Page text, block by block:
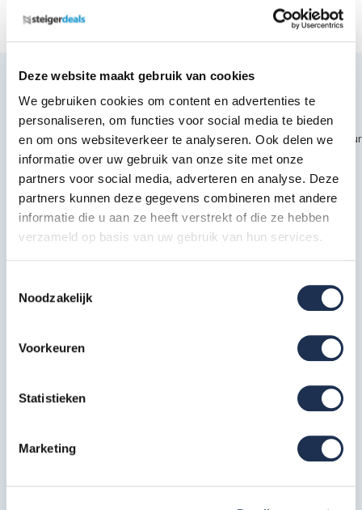
Deze website maakt gebruik van cookies
We gebruiken cookies om content en advertenties te
personaliseren, om functies voor social media te bieden
en om ons websiteverkeer te analyseren. Ook delen we
informatie over uw gebruik van onze site met onze
partners voor social media, adverteren en analyse. Deze
partners kunnen deze gegevens combineren met andere
informatie die u aan ze heeft verstrekt of die ze hebben
verzameld op basis van uw gebruik van hun services.
Noodzakelijk
Voorkeuren
Statistieken
Marketing
Deel via Whatsapp
Productbeschrijving
~~https://cdn.webshopapp.com/shops/189476/files/399720984/
logo-data.png
Specificaties
Type gebruik
Meest behulpzame reviews
veiligheidsnormen
Eerder bekeken door jou